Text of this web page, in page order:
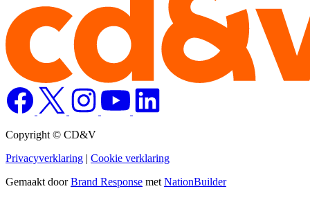
Copyright © CD&V
Privacyverklaring | Cookie verklaring
Gemaakt doorBrand Response metNationBuilder